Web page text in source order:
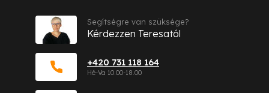
+420 731 118 164
Segítségre van szüksége?
Kérdezzen Teresatól